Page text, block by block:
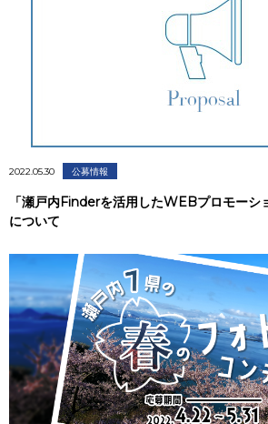
2022.05.30 公募情報
「瀬戸内Finderを活用したWEBプロモーシ
について